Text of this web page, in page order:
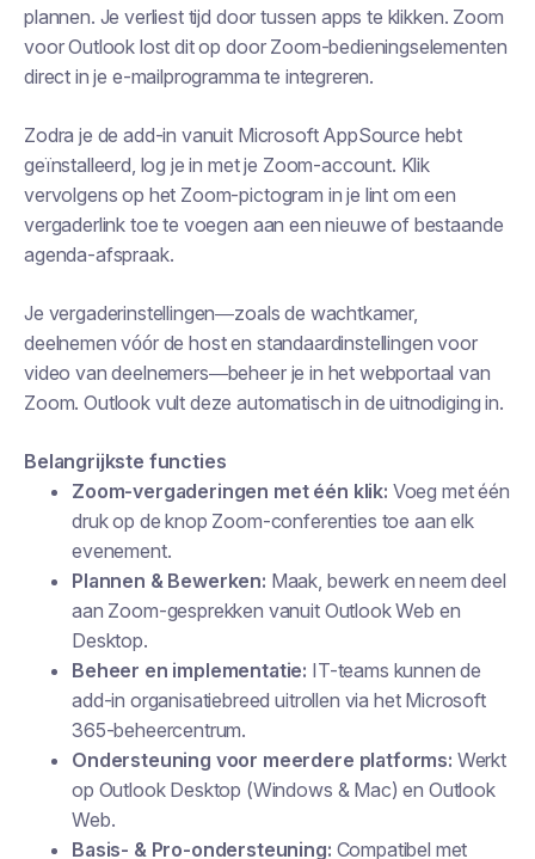
plannen. Je verliest tijd door tussen apps te klikken. Zoom
voor Outlook lost dit op door Zoom-bedieningselementen
direct in je e-mailprogramma te integreren.
Zodra je de add-in vanuit Microsoft AppSource hebt
geïnstalleerd, log je in met je Zoom-account. Klik
vervolgens op het Zoom-pictogram in je lint om een
vergaderlink toe te voegen aan een nieuwe of bestaande
agenda-afspraak.
Je vergaderinstellingen—zoals de wachtkamer,
deelnemen vóór de host en standaardinstellingen voor
video van deelnemers—beheer je in het webportaal van
Zoom. Outlook vult deze automatisch in de uitnodiging in.
Belangrijkste functies
Zoom-vergaderingen met één klik: Voeg met één
druk op de knop Zoom-conferenties toe aan elk
evenement.
Plannen & Bewerken: Maak, bewerk en neem deel
aan Zoom-gesprekken vanuit Outlook Web en
Desktop.
Beheer en implementatie: IT-teams kunnen de
add-in organisatiebreed uitrollen via het Microsoft
365-beheercentrum.
Ondersteuning voor meerdere platforms: Werkt
op Outlook Desktop (Windows & Mac) en Outlook
Web.
Basis- & Pro-ondersteuning: Compatibel met